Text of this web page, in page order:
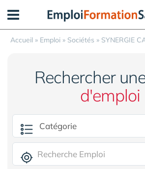
Accueil » Emploi » Sociétés » SYNERGIE
Rechercher
d'emploi